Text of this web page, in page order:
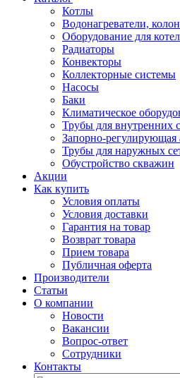
Котлы
Водонагреватели,
Оборудование для
Радиаторы
Конвекторы
Коллекторные системы
Насосы
Баки
Климатическое
Трубы для внутренних
Запорно-регулирующая
Трубы для наружных
Обустройство скважин
Акции
Как купить
Условия оплаты
Условия доставки
Гарантия на товар
Возврат товара
Прием товара
Публичная оферта
Производители
Статьи
О компании
Новости
Вакансии
Вопрос-ответ
Сотрудники
Контакты